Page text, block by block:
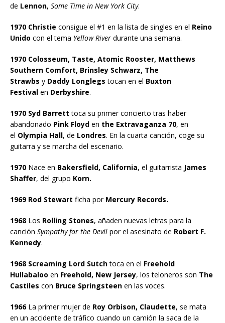
de Lennon, Some Time in New York City.
1970 Christie consigue el #1 en la lista de singles en el Reino
Unido con el tema Yellow River durante una semana.
1970 Colosseum, Taste, Atomic Rooster, Matthews
Southern Comfort, Brinsley Schwarz, The
Strawbs y Daddy Longlegs tocan en el Buxton
Festival en Derbyshire.
1970 Syd Barrett toca su primer concierto tras haber
abandonado Pink Floyd en the Extravaganza 70, en
el Olympia Hall, de Londres. En la cuarta canción, coge su
guitarra y se marcha del escenario.
1970 Nace en Bakersfield, California, el guitarrista James
Shaffer, del grupo Korn.
1969 Rod Stewart ficha porMercury Records.
1968 Los Rolling Stones, añaden nuevas letras para la
canción Sympathy for the Devil por el asesinato de Robert F.
Kennedy.
1968 Screaming Lord Sutchtoca en el Freehold
Hullabaloo en Freehold, New Jersey, los teloneros son The
Castiles con Bruce Springsteen en las voces.
1966La primer mujer de Roy Orbison, Claudette, se mata
en un accidente de tráfico cuando un camión la saca de la